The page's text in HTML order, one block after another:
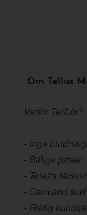
Om Tellus
Varför TellUs?
- Inga
- Billiga priser
- Tele2s
- Oanvänd
- Riktig